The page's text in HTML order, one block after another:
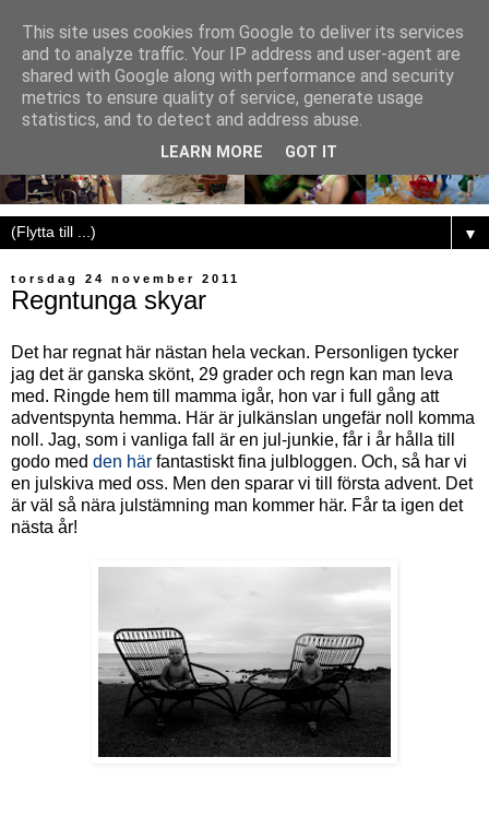
▼
torsdag 24 november 2011
Regntunga skyar
Det har regnat här nästan hela veckan. Personligen tycker
jag det är ganska skönt, 29 grader och regn kan man leva
med. Ringde hem till mamma igår, hon var i full gång att
adventspynta hemma. Här är julkänslan ungefär noll komma
noll. Jag, som i vanliga fall är en jul-junkie, får i år hålla till
godo med den här fantastiskt fina julbloggen. Och, så har vi
en julskiva med oss. Men den sparar vi till första advent. Det
är väl så nära julstämning man kommer här. Får ta igen det
nästa år!
This site uses cookies from Google to deliver its services
and to analyze traffic. Your IP address and user-agent are
shared with Google along with performance and security
metrics to ensure quality of service, generate usage
statistics, and to detect and address abuse.
LEARN MORE GOT IT